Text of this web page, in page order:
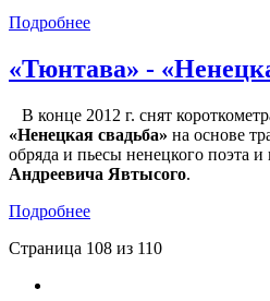
Подробнее
«Тюнтава» -
В конце 2012 г. снят
«Ненецкая свадьба» на основе
обряда и пьесы ненецкого поэта и
Андреевича Явтысого.
Подробнее
Страница 108 из 110